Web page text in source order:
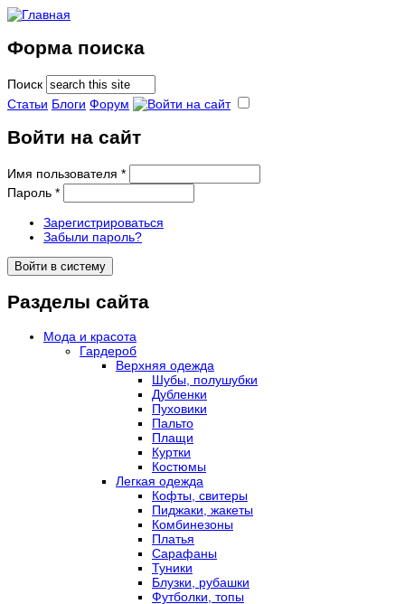
Форма поиска
Поиск
Статьи Блоги Форум
Войти на сайт
Имя пользователя *
Пароль *
Зарегистрироваться
Забыли пароль?
Разделы сайта
Мода и красота
Гардероб
Верхняя одежда
Шубы, полушубки
Дубленки
Пуховики
Пальто
Плащи
Куртки
Костюмы
Легкая одежда
Кофты, свитеры
Пиджаки, жакеты
Комбинезоны
Платья
Сарафаны
Туники
Блузки, рубашки
Футболки, топы